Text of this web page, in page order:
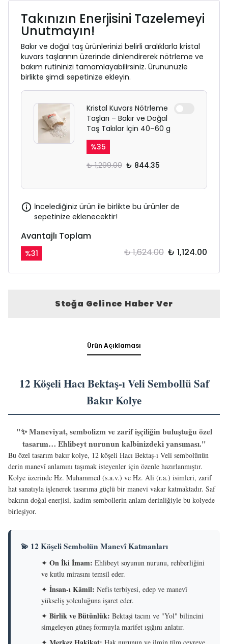
Takınızın Enerjisini Tazelemeyi
Unutmayın!
Bakır ve doğal taş ürünlerinizi belirli aralıklarla kristal
kuvars taşlarının üzerinde dinlendirerek nötrleme ve
bakım rutininizi tamamlayabilirsiniz. Ürününüzle
birlikte şimdi sepetinize ekleyin.
Kristal Kuvars Nötrleme
Taşları – Bakır ve Doğal
Taş Takılar İçin 40–60 g
%35
₺ 1,299.00 ₺ 844.35
İncelediğiniz ürün ile birlikte bu ürünler de
sepetinize eklenecektir!
Avantajlı Toplam
%31 ₺ 1,624.00 ₺ 1,124.00
Stoğa Gelince Haber Ver
Ürün Açıklaması
12 Köşeli Hacı Bektaş-ı Veli Sembollü Saf
Bakır Kolye
"✨ Maneviyat, sembolizm ve zarif işçiliğin buluştuğu özel
tasarım… Ehlibeyt nurunun kalbinizdeki yansıması."
Bu özel tasarım bakır kolye, 12 köşeli Hacı Bektaş-ı Veli sembolünün
derin manevî anlamını taşımak isteyenler için özenle hazırlanmıştır.
Kolye üzerinde Hz. Muhammed (s.a.v.) ve Hz. Ali (r.a.) isimleri, zarif
hat sanatıyla işlenerek tasarıma güçlü bir manevi vakar katmaktadır. Saf
bakırın doğal enerjisi, kadim sembollerin anlam derinliğiyle bu kolyede
birleşiyor.
💫 12 Köşeli Sembolün Manevî Katmanları
✦ On İki İmam: Ehlibeyt soyunun nurunu, rehberliğini
ve kutlu mirasını temsil eder.
✦ İnsan-ı Kâmil: Nefis terbiyesi, edep ve manevî
yükseliş yolculuğuna işaret eder.
✦ Birlik ve Bütünlük: Bektaşi tacını ve "Yol" bilincini
simgeleyen güneş formuyla marifet ışığını anlatır.